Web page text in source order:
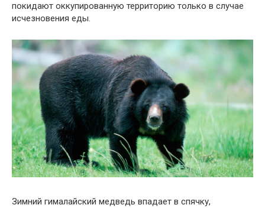
покидают оккупированную территорию только в случае
исчезновения еды.
Зимний гималайский медведь впадает в спячку,